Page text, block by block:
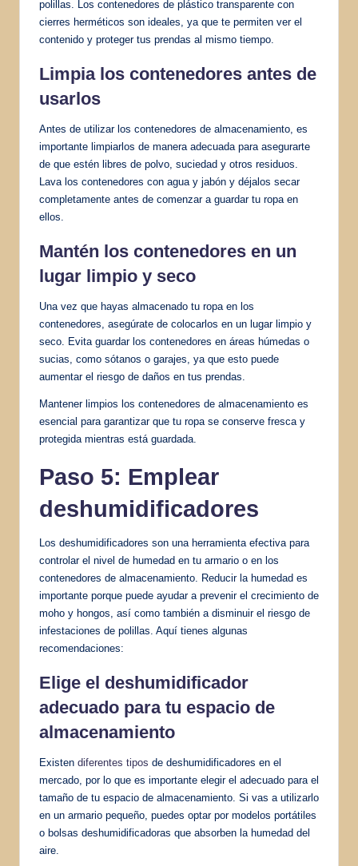
polillas. Los contenedores de plástico transparente con
cierres herméticos son ideales, ya que te permiten ver el
contenido y proteger tus prendas al mismo tiempo.
Limpia los contenedores antes de
usarlos
Antes de utilizar los contenedores de almacenamiento, es
importante limpiarlos de manera adecuada para asegurarte
de que estén libres de polvo, suciedad y otros residuos.
Lava los contenedores con agua y jabón y déjalos secar
completamente antes de comenzar a guardar tu ropa en
ellos.
Mantén los contenedores en un
lugar limpio y seco
Una vez que hayas almacenado tu ropa en los
contenedores, asegúrate de colocarlos en un lugar limpio y
seco. Evita guardar los contenedores en áreas húmedas o
sucias, como sótanos o garajes, ya que esto puede
aumentar el riesgo de daños en tus prendas.
Mantener limpios los contenedores de almacenamiento es
esencial para garantizar que tu ropa se conserve fresca y
protegida mientras está guardada.
Paso 5: Emplear
deshumidificadores
Los deshumidificadores son una herramienta efectiva para
controlar el nivel de humedad en tu armario o en los
contenedores de almacenamiento. Reducir la humedad es
importante porque puede ayudar a prevenir el crecimiento de
moho y hongos, así como también a disminuir el riesgo de
infestaciones de polillas. Aquí tienes algunas
recomendaciones:
Elige el deshumidificador
adecuado para tu espacio de
almacenamiento
Existen diferentes tipos de deshumidificadores en el
mercado, por lo que es importante elegir el adecuado para el
tamaño de tu espacio de almacenamiento. Si vas a utilizarlo
en un armario pequeño, puedes optar por modelos portátiles
o bolsas deshumidificadoras que absorben la humedad del
aire.